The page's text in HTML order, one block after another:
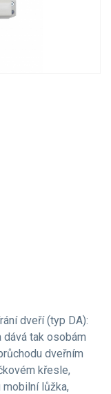
dveří (typ DA):
tak osobám
dveřním
křesle,
lůžka,